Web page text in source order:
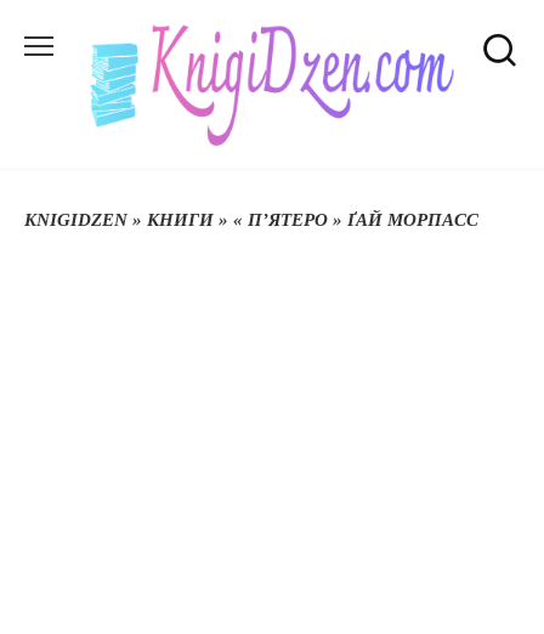
до
KNIGIDZEN» КНИГИ » « П’ЯТЕРО » ҐАЙ МОРПАСС